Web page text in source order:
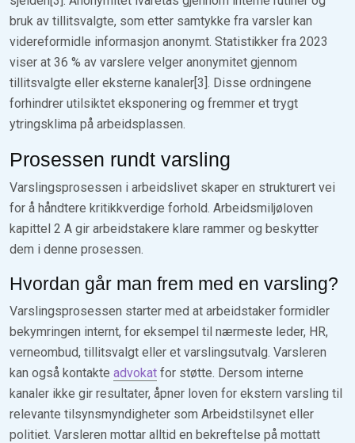
bruk av tillitsvalgte, som etter samtykke fra varsler kan
videreformidle informasjon anonymt. Statistikker fra 2023
viser at 36 % av varslere velger anonymitet gjennom
tillitsvalgte eller eksterne kanaler[3]. Disse ordningene
forhindrer utilsiktet eksponering og fremmer et trygt
ytringsklima på arbeidsplassen.
Prosessen rundt varsling
Varslingsprosessen i arbeidslivet skaper en strukturert vei
for å håndtere kritikkverdige forhold. Arbeidsmiljøloven
kapittel 2 A gir arbeidstakere klare rammer og beskytter
dem i denne prosessen.
Hvordan går man frem med en varsling?
Varslingsprosessen starter med at arbeidstaker formidler
bekymringen internt, for eksempel til nærmeste leder, HR,
verneombud, tillitsvalgt eller et varslingsutvalg. Varsleren
kan også kontakte advokat for støtte. Dersom interne
kanaler ikke gir resultater, åpner loven for ekstern varsling til
relevante tilsynsmyndigheter som Arbeidstilsynet eller
politiet. Varsleren mottar alltid en bekreftelse på mottatt